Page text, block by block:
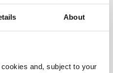
About
and, subject to your